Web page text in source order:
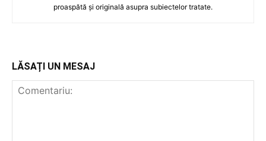
proaspătă și originală asupra subiectelor tratate.
LĂSAȚI UN MESAJ